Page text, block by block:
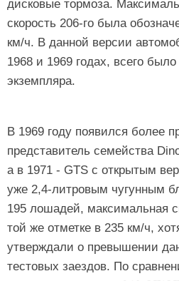
дисковые тормоза.
скорость 206-го была
км/ч. В данной версии
1968 и 1969 годах, всего
экземпляра.
В 1969 году появился более
представитель семейства
а в 1971 - GTS с открытым
уже 2,4-литровым чугунным
195 лошадей, максимальная
той же отметке в 235 км/ч,
утверждали о превышении
тестовых заездов. По